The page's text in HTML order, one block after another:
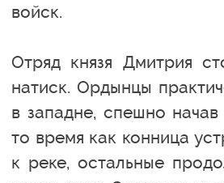
войск.
Отряд князя Дмитрия
натиск. Ордынцы
в западне, спешно
то время как конница
к реке, остальные